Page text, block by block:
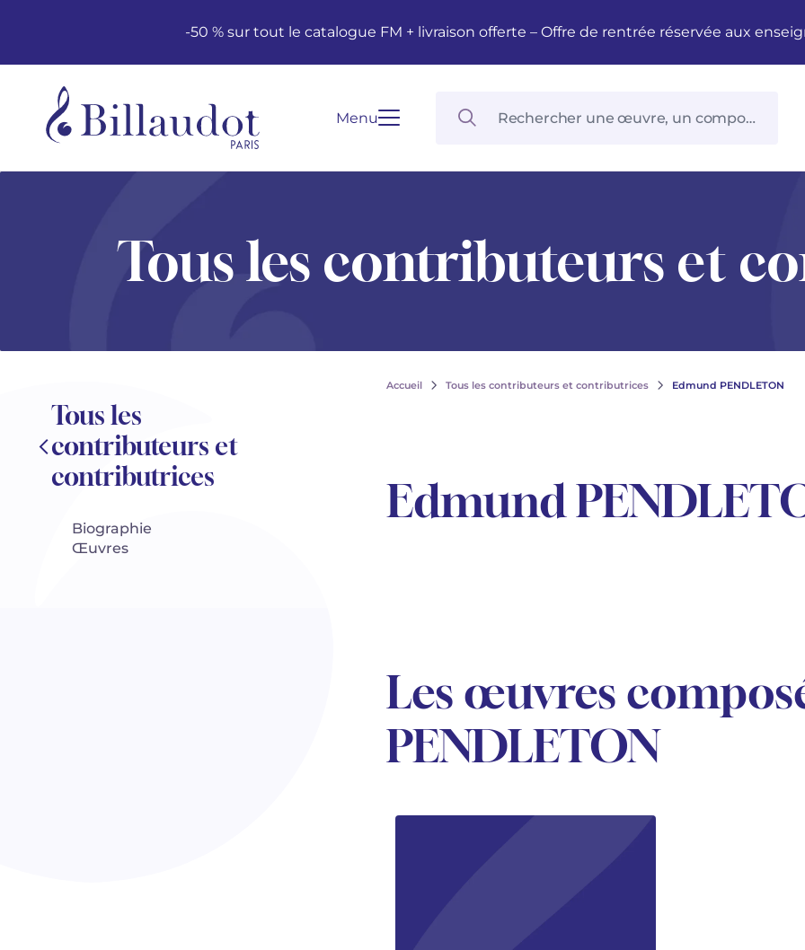
-50 % sur tout le catalogue FM + livraison offerte – Offre de rentrée réservée aux
Menu
Tous les contributeurs et
Tous les
contributeurs et
contributrices
Biographie
Œuvres
Accueil Tous les contributeurs et contributrices Edmund PENDLETON
Edmund
Les œuvres
PENDLETON